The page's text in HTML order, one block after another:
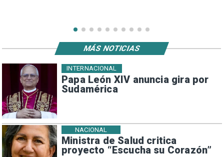
Papa León XIV anuncia gira por
Sudamérica
INTERNACIONAL
Ministra de Salud critica
proyecto “Escucha su Corazón”
NACIONAL
MÁS NOTICIAS